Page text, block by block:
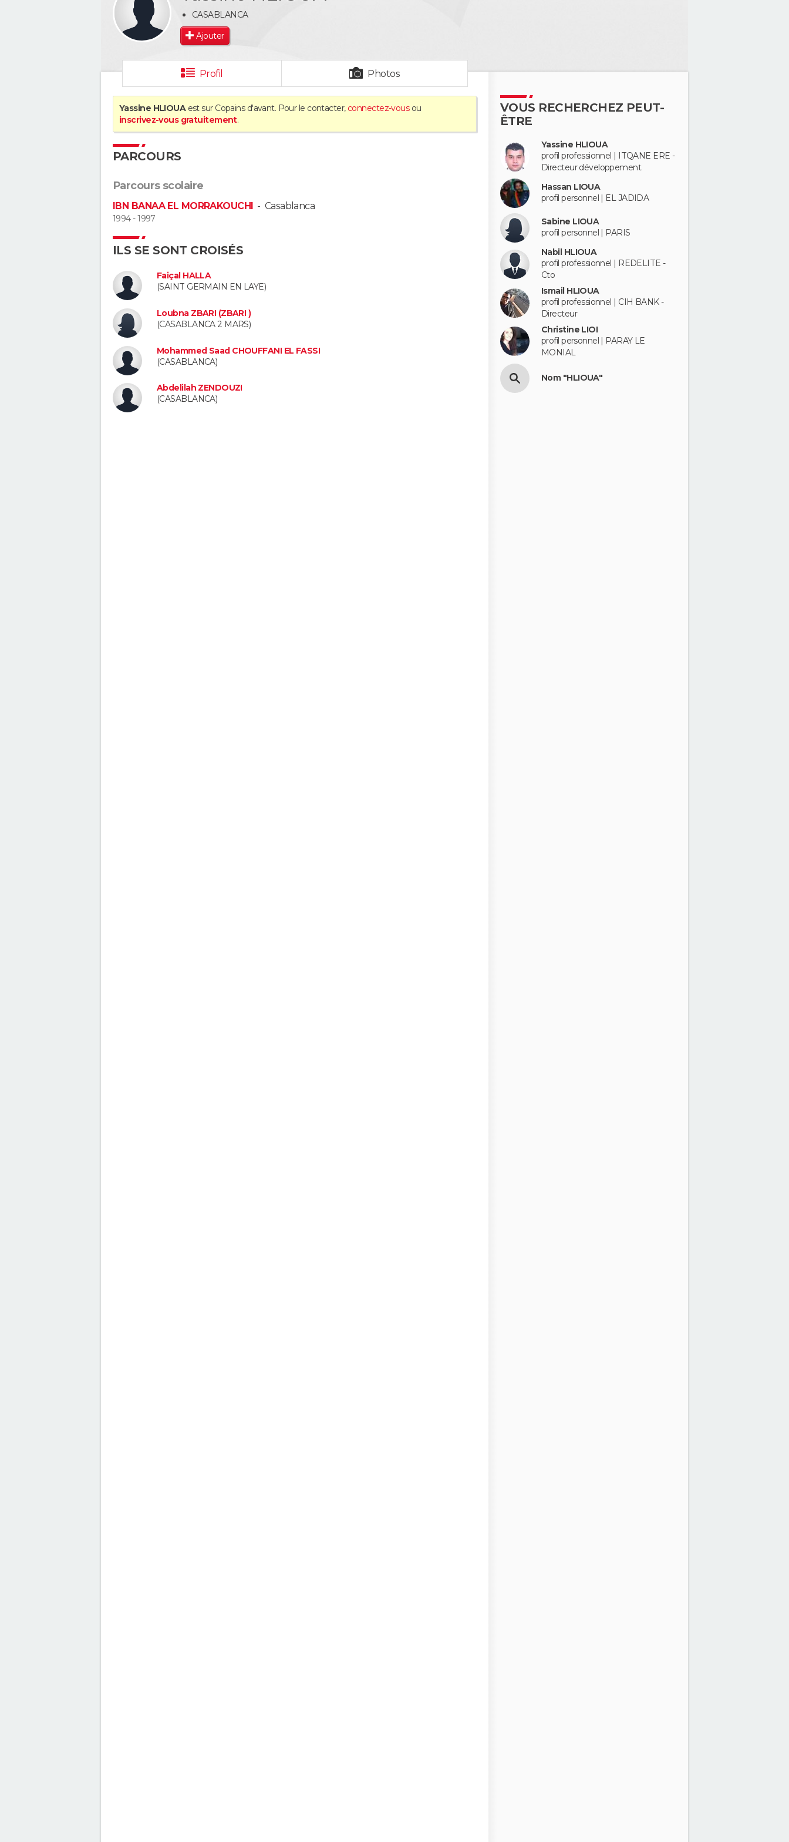
CASABLANCA
Ajouter
Profil Photos
Yassine HLIOUAest sur Copains d'avant. Pour le contacter, connectez-vousou
inscrivez-vous gratuitement.
PARCOURS
Parcours scolaire
IBN BANAA EL MORRAKOUCHI - Casablanca
1994 - 1997
ILS SE SONT CROISÉS
Faiçal HALLA
(SAINT GERMAIN EN LAYE)
Loubna ZBARI (ZBARI )
(CASABLANCA 2 MARS)
Mohammed Saad CHOUFFANI EL FASSI
(CASABLANCA)
Abdelilah ZENDOUZI
(CASABLANCA)
VOUS RECHERCHEZ PEUT-
ÊTRE
Yassine HLIOUA
profil professionnel | ITQANE ERE -
Directeur développement
Hassan LIOUA
profil personnel | EL JADIDA
Sabine LIOUA
profil personnel | PARIS
Nabil HLIOUA
profil professionnel | REDELITE -
Cto
Ismail HLIOUA
profil professionnel | CIH BANK -
Directeur
Christine LIOI
profil personnel | PARAY LE
MONIAL
Nom "HLIOUA"